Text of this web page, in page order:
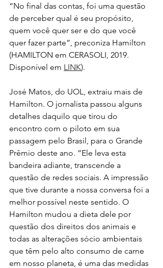
“No final das contas, foi uma questão
de perceber qual é seu propósito,
quem você quer ser e do que você
quer fazer parte”, preconiza Hamilton
(HAMILTON em CERASOLI, 2019.
Disponível em LINK).
José Matos, do UOL, extraiu mais de
Hamilton. O jornalista passou alguns
detalhes daquilo que tirou do
encontro com o piloto em sua
passagem pelo Brasil, para o Grande
Prêmio deste ano. “Ele leva esta
bandeira adiante, transcende a
questão de redes sociais. A impressão
que tive durante a nossa conversa foi a
melhor possível neste sentido. O
Hamilton mudou a dieta dele por
questão dos direitos dos animais e
todas as alterações sócio ambientais
que têm pelo alto consumo de carne
em nosso planeta, é uma das medidas